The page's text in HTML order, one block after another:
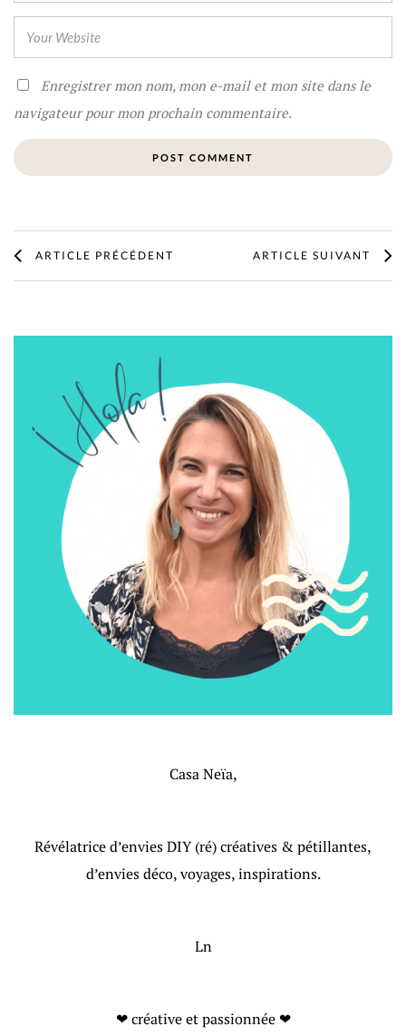
Enregistrer mon nom, mon e-mail et mon site dans le
navigateur pour mon prochain commentaire.
ARTICLE PRÉCÉDENT ARTICLE SUIVANT
Casa Neïa,
Révélatrice d’envies DIY (ré) créatives & pétillantes,
d’envies déco, voyages, inspirations.
Ln
❤ créative et passionnée ❤